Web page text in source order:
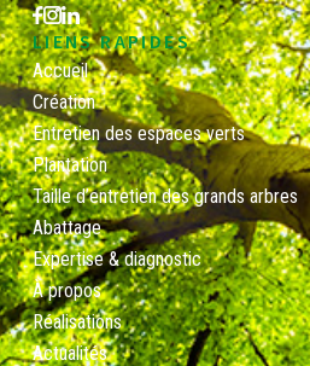
LIENS RAPIDES
Accueil
Création
Entretien des espaces verts
Plantation
Taille d’entretien des grands arbres
Abattage
Expertise & diagnostic
À propos
Réalisations
Actualités